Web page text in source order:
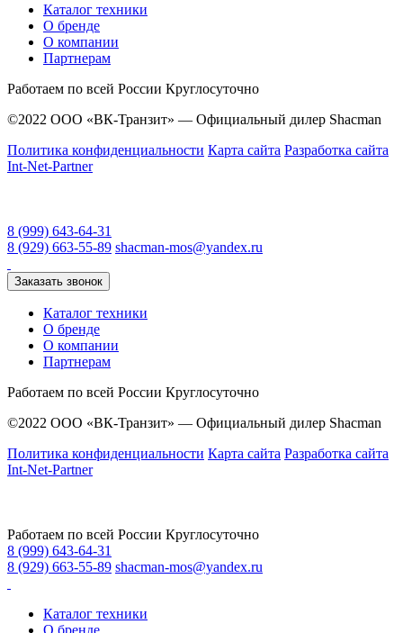
Каталог техники
О бренде
О компании
Партнерам
Работаем по всей России Круглосуточно
©2022 ООО «ВК-Транзит» — Официальный дилер Shacman
Политика конфиденциальности Карта сайта Разработка сайта
Int-Net-Partner
8 (999) 643-64-31
8 (929) 663-55-89 shacman-mos@yandex.ru
Заказать звонок
Каталог техники
О бренде
О компании
Партнерам
Работаем по всей России Круглосуточно
©2022 ООО «ВК-Транзит» — Официальный дилер Shacman
Политика конфиденциальности Карта сайта Разработка сайта
Int-Net-Partner
Работаем по всей России Круглосуточно
8 (999) 643-64-31
8 (929) 663-55-89 shacman-mos@yandex.ru
Каталог техники
О бренде